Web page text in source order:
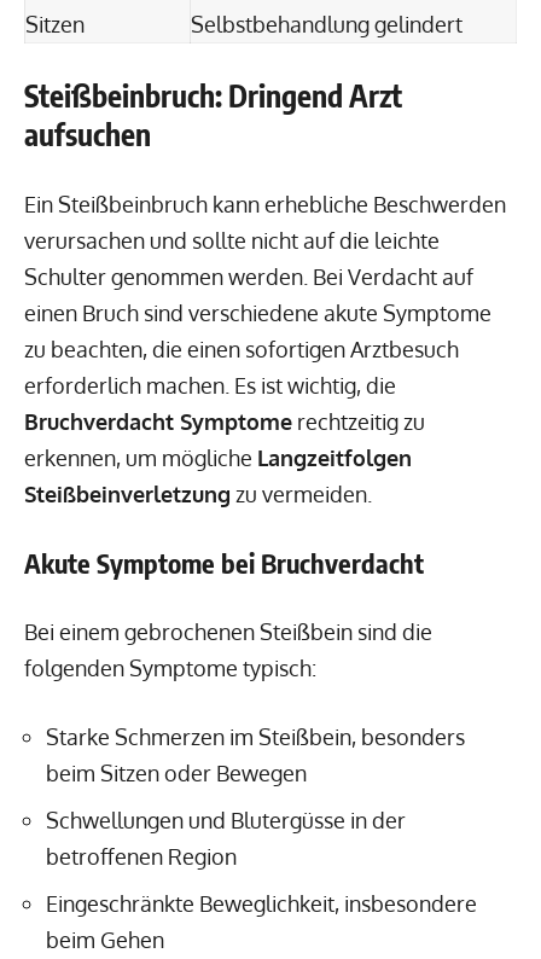
Sitzen
Selbstbehandlung gelindert
Steißbeinbruch: Dringend Arzt
aufsuchen
Ein Steißbeinbruch kann erhebliche Beschwerden
verursachen und sollte nicht auf die leichte
Schulter genommen werden. Bei Verdacht auf
einen Bruch sind verschiedene akute Symptome
zu beachten, die einen sofortigen Arztbesuch
erforderlich machen. Es ist wichtig, die
Bruchverdacht Symptome rechtzeitig zu
erkennen, um mögliche Langzeitfolgen
Steißbeinverletzung zu vermeiden.
Akute Symptome bei Bruchverdacht
Bei einem gebrochenen Steißbein sind die
folgenden Symptome typisch:
Starke Schmerzen im Steißbein, besonders
beim Sitzen oder Bewegen
Schwellungen und Blutergüsse in der
betroffenen Region
Eingeschränkte Beweglichkeit, insbesondere
beim Gehen